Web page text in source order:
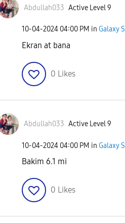
Abdullah033 Active Level 9
‎10-04-2024 04:00 PM in Galaxy S
Ekran at bana
0 Likes
Abdullah033 Active Level 9
‎10-04-2024 04:00 PM in Galaxy S
Bakim 6.1 mi
0 Likes